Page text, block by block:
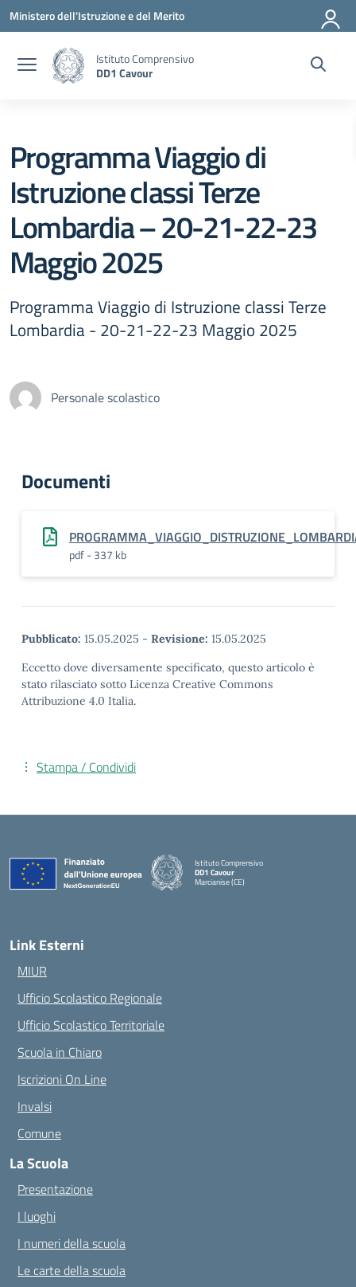
Vai ai contenuti
Vai al menu di navigazione
Vai al footer
Ministero dell'Istruzione e del Merito
Istituto Comprensivo
DD1 Cavour
Programma Viaggio di
Istruzione classi Terze
Lombardia – 20-21-22-23
Maggio 2025
Programma Viaggio di Istruzione classi Terze
Lombardia - 20-21-22-23 Maggio 2025
Personale scolastico
Documenti
pdf - 337 kb
Pubblicato: 15.05.2025 - Revisione: 15.05.2025
Eccetto dove diversamente specificato, questo articolo è
stato rilasciato sotto Licenza Creative Commons
Attribuzione 4.0 Italia.
Stampa / Condividi
Istituto Comprensivo
DD1 Cavour
Marcianise (CE)
Link Esterni
MIUR
Ufficio Scolastico Regionale
Ufficio Scolastico Territoriale
Scuola in Chiaro
Iscrizioni On Line
Invalsi
Comune
La Scuola
Presentazione
I luoghi
I numeri della scuola
Le carte della scuola